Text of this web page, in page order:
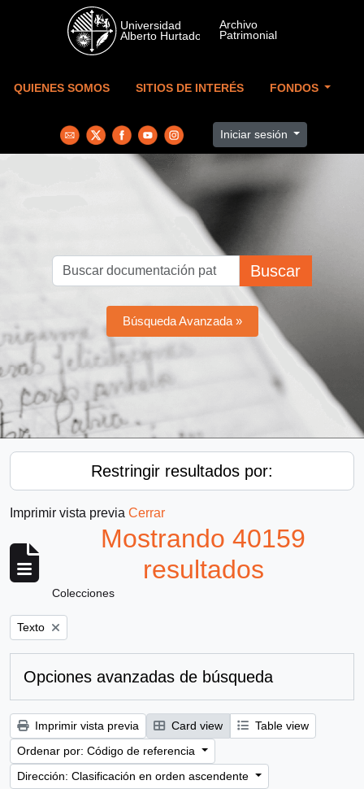
Skip to main content
QUIENES SOMOS SITIOS DE INTERÉS FONDOS
Iniciar sesión
Buscar
Búsqueda Avanzada »
Restringir resultados por:
Imprimir vista previa Cerrar
Mostrando 40159
resultados
Colecciones
Remove filter:
Texto
Opciones avanzadas de búsqueda
Imprimir vista previa Card view
Table view
Ordenar por: Código de referencia
Dirección: Clasificación en orden ascendente